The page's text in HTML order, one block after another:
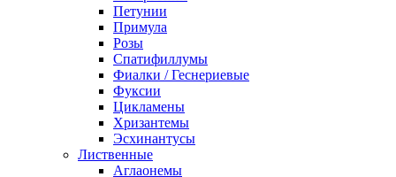
Петунии
Примула
Розы
Спатифиллумы
Фиалки / Геснериевые
Фуксии
Цикламены
Хризантемы
Эсхинантусы
Лиственные
Аглаонемы